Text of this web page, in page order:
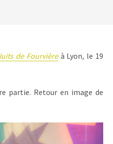
de Fourvièreà Lyon, le 19
partie. Retour en image de